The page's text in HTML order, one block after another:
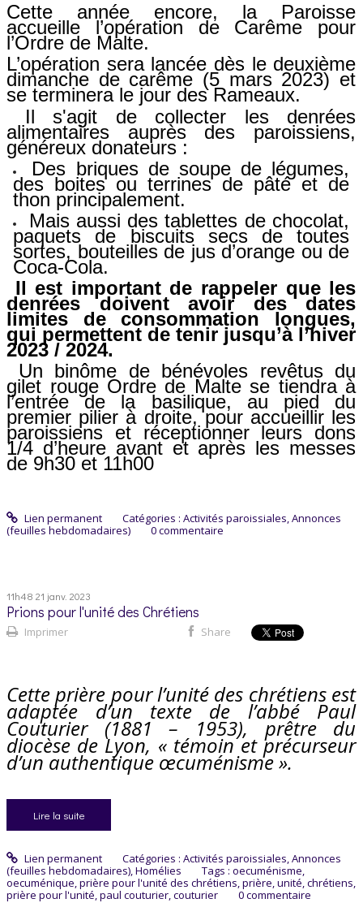
Cette année encore, la Paroisse
accueille l’opération de Carême pour
l’Ordre de Malte.
L’opération sera lancée dès le deuxième
dimanche de carême (5 mars 2023) et
se terminera le jour des Rameaux.
Il s'agit de collecter les denrées
alimentaires auprès des paroissiens,
généreux donateurs :
Des briques de soupe de légumes,
des boites ou terrines de pâté et de
thon principalement.
Mais aussi des tablettes de chocolat,
paquets de biscuits secs de toutes
sortes, bouteilles de jus d’orange ou de
Coca-Cola.
Il est important de rappeler que les
denrées doivent avoir des dates
limites de consommation longues,
qui permettent de tenir jusqu’à l’hiver
2023 / 2024.
Un binôme de bénévoles revêtus du
gilet rouge Ordre de Malte se tiendra à
l’entrée de la basilique, au pied du
premier pilier à droite, pour accueillir les
paroissiens et réceptionner leurs dons
1/4 d’heure avant et après les messes
de 9h30 et 11h00
Lien permanent Catégories : Activités paroissiales,Annonces
(feuilles hebdomadaires)
0commentaire
11h48 21 janv. 2023
Prions pour l'unité des Chrétiens
Imprimer Share
Cette prière pour l’unité des chrétiens est
adaptée d’un texte de l’abbé Paul
Couturier (1881 – 1953), prêtre du
diocèsede Lyon, « témoin et précurseur
d’un authentique œcuménisme».
Lire la suite
Lien permanent Catégories : Activités paroissiales,Annonces
(feuilles hebdomadaires),Homélies Tags : oecuménisme,
oecuménique,prière pour l'unité des chrétiens,prière,unité,chrétiens,
prière pour l'unité,paul couturier,couturier 0commentaire